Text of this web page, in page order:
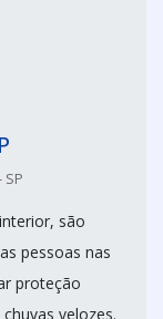
SP
são
pessoas nas
proteção
velozes.